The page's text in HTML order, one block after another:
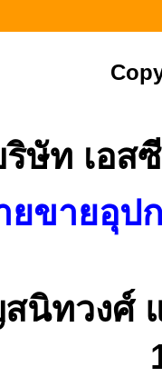
ษัท เอส
ยขายอุป
นิทวงศ์